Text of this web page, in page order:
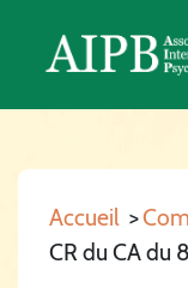
Accueil >
CR du CA du